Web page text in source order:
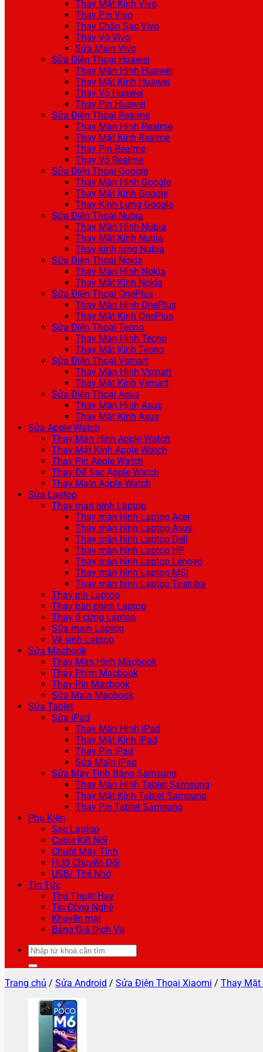
Thay Mặt Kính Vivo
Thay Pin Vivo
Thay Chân Sạc Vivo
Thay Vỏ Vivo
Sửa Main Vivo
Sửa Điện Thoại Huawei
Thay Màn Hình Huawei
Thay Mặt Kính Huawei
Thay Vỏ Huawei
Thay Pin Huawei
Sửa Điện Thoại Realme
Thay Màn Hình Realme
Thay Mặt Kính Realme
Thay Pin Realme
Thay Vỏ Realme
Sửa Điện Thoại Google
Thay Màn Hình Google
Thay Mặt Kính Google
Thay Kính Lưng Google
Sửa Điện Thoại Nubia
Thay Màn Hình Nubia
Thay Mặt Kính Nubia
Thay kính lưng Nubia
Sửa Điện Thoại Nokia
Thay Màn Hình Nokia
Thay Mặt Kính Nokia
Sửa Điện Thoại OnePlus
Thay Màn Hình OnePlus
Thay Mặt Kính OnePlus
Sửa Điện Thoại Tecno
Thay Màn Hình Tecno
Thay Mặt Kính Tecno
Sửa Điện Thoại Vsmart
Thay Màn Hình Vsmart
Thay Mặt Kính Vsmart
Sửa Điện Thoại Asus
Thay Màn Hình Asus
Thay Mặt Kính Asus
Sửa Apple Watch
Thay Màn Hình Apple Watch
Thay Mặt Kính Apple Watch
Thay Pin Apple Watch
Thay Đế Sạc Apple Watch
Thay Main Apple Watch
Sửa Laptop
Thay màn hình Laptop
Thay màn hình Laptop Acer
Thay màn hình Laptop Asus
Thay màn hình Laptop Dell
Thay màn hình Laptop HP
Thay màn hình Laptop Lenovo
Thay màn hình Laptop MSI
Thay màn hình Laptop Toshiba
Thay pin Laptop
Thay bàn phím Laptop
Thay ổ cứng Laptop
Sửa main Laptop
Vệ sinh Laptop
Sửa Macbook
Thay Màn Hình Macbook
Thay Phím Macbook
Thay Pin Macbook
Sửa Main Macbook
Sửa Tablet
Sửa iPad
Thay Màn Hình iPad
Thay Mặt Kính iPad
Thay Pin iPad
Sửa Main iPad
Sửa Máy Tính Bảng Samsung
Thay Màn Hình Tablet Samsung
Thay Mặt Kính Tablet Samsung
Thay Pin Tablet Samsung
Phụ Kiện
Sạc Laptop
Cable Kết Nối
Chuột Máy Tính
HUB Chuyển Đổi
USB/ Thẻ Nhớ
Tin Tức
Thủ Thuật Hay
Tin Công Nghệ
Khuyến mại
Bảng Giá Dịch Vụ
Tìm
kiếm:
Trang chủ / Sửa Android / Sửa Điện Thoại Xiaomi / Thay Mặt